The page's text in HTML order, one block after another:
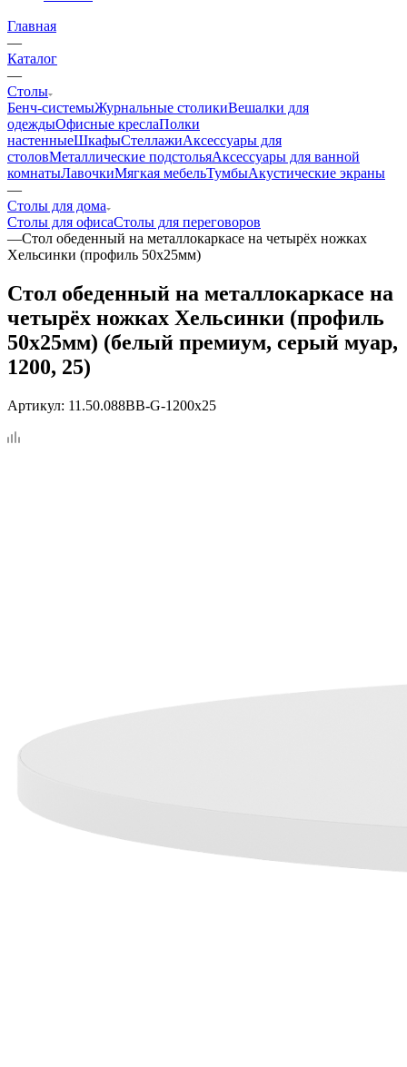
Главная
—
Каталог
—
Столы
Бенч-системыЖурнальные столикиВешалки для
одеждыОфисные креслаПолки
настенныеШкафыСтеллажиАксессуары для
столовМеталлические подстольяАксессуары для ванной
комнатыЛавочкиМягкая мебельТумбыАкустические экраны
—
Столы для дома
Столы для офисаСтолы для переговоров
—Стол обеденный на металлокаркасе на четырёх ножках
Хельсинки (профиль 50х25мм)
Стол обеденный на металлокаркасе на
четырёх ножках Хельсинки (профиль
50х25мм) (белый премиум, серый муар,
1200, 25)
Артикул: 11.50.088BB-G-1200x25